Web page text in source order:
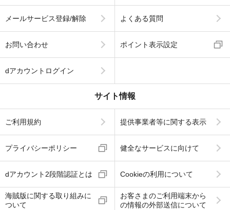
メールサービス登録/解除 よくある質問
お問い合わせ ポイント表示設定
dアカウントログイン
サイト情報
ご利用規約 提供事業者等に関する表示
プライバシーポリシー 健全なサービスに向けて
dアカウント2段階認証とは Cookieの利用について
海賊版に関する取り組みに
ついて
お客さまのご利用端末から
の情報の外部送信について